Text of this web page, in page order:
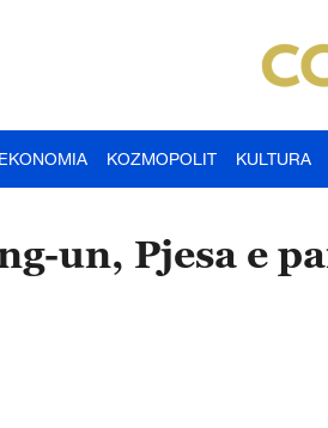
EKONOMIA KOZMOPOLIT KULTURA
un, Pjesa e